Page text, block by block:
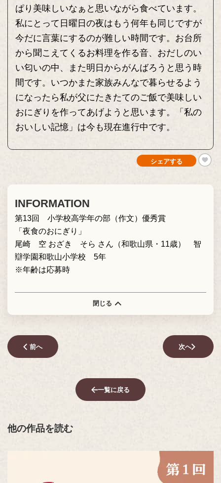
ぱり美味しいなぁと思いながら食べています。
私にとって日曜日の夜はもう何年も同じですが
今だに言葉にするのが難しい時間です。お台所
から聞こえてくるお料理を作る音、おだしのい
い匂いの中、また明日からがんばろうと思う時
間です。いつかまた家族みんなで暮らせるよう
になったら私が父にたきたてのご飯で美味しい
おにぎりを作ってあげようと思います。「私の
おいしい記憶」は今も現在進行中です。
シェアする
INFORMATION
第13回 小学校高学年の部（作文）優秀賞
「夜食のおにぎり」
尾崎 空 おざき そら さん（和歌山県・11歳） 智
辯学園和歌山小学校 5年
※年齢は応募時
閉じる
前へ 次へ
一覧に戻る
他の作品を読む